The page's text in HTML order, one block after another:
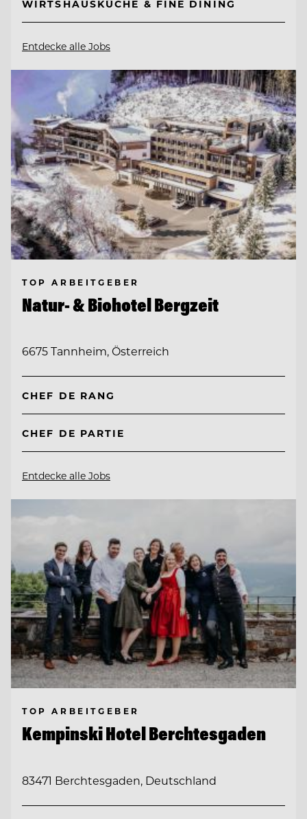
WIRTSHAUSKÜCHE & FINE DINING
Entdecke alle Jobs
TOP ARBEITGEBER
Natur- & Biohotel Bergzeit
6675 Tannheim, Österreich
CHEF DE RANG
CHEF DE PARTIE
Entdecke alle Jobs
TOP ARBEITGEBER
Kempinski Hotel Berchtesgaden
83471 Berchtesgaden, Deutschland